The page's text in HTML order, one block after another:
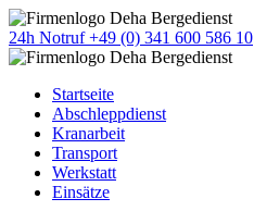
24h Notruf +49 (0) 341 600 586 10
Startseite
Abschleppdienst
Kranarbeit
Transport
Werkstatt
Einsätze